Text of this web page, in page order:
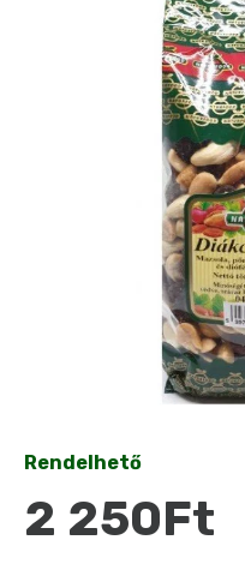
Rendelhető
2 250Ft